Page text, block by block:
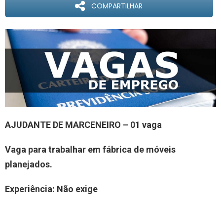
COMPARTILHAR
AJUDANTE DE MARCENEIRO – 01 vaga
Vaga para trabalhar em fábrica de móveis
planejados.
Experiência: Não exige